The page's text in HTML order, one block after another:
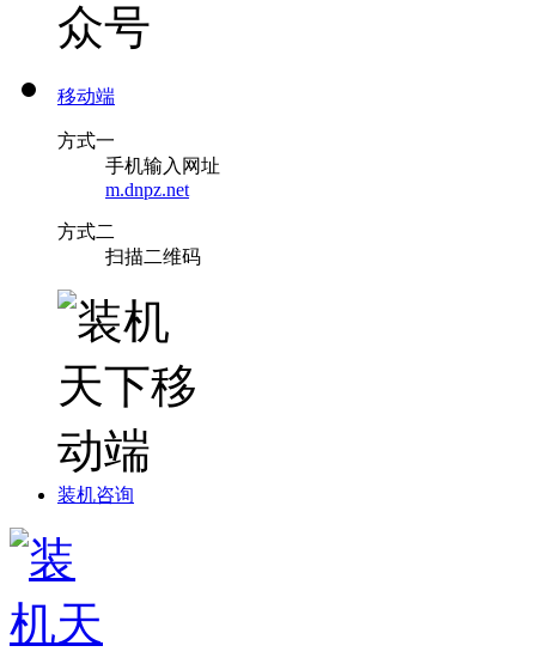
移动端
方式一
手机输入网址
m.dnpz.net
方式二
扫描二维码
装机咨询